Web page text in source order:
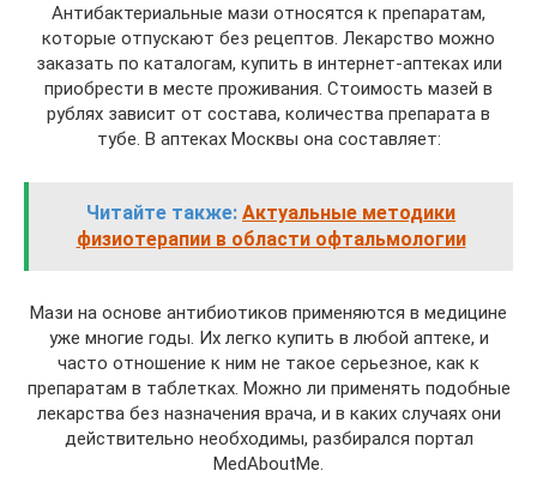
Антибактериальные мази относятся к препаратам,
которые отпускают без рецептов. Лекарство можно
заказать по каталогам, купить в интернет-аптеках или
приобрести в месте проживания. Стоимость мазей в
рублях зависит от состава, количества препарата в
тубе. В аптеках Москвы она составляет:
Читайте также: Актуальные методики
физиотерапии в области офтальмологии
Мази на основе антибиотиков применяются в медицине
уже многие годы. Их легко купить в любой аптеке, и
часто отношение к ним не такое серьезное, как к
препаратам в таблетках. Можно ли применять подобные
лекарства без назначения врача, и в каких случаях они
действительно необходимы, разбирался портал
MedAboutMe.